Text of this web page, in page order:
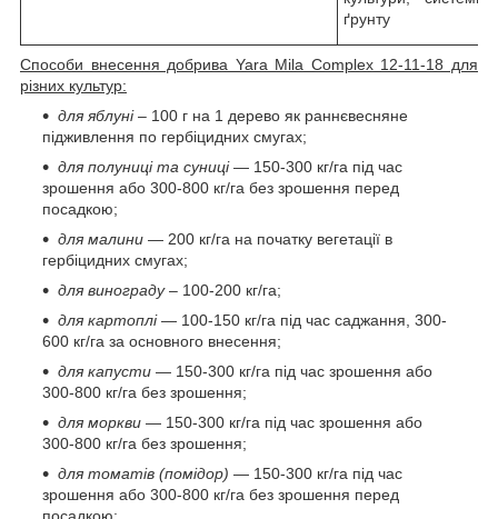
ґрунту
Способи внесення добрива Yara Mila Complex 12-11-18 для
різних культур:
для яблуні– 100 г на 1 дерево як раннєвесняне
підживлення по гербіцидних смугах;
для полуниці та суниці— 150-300 кг/га під час
зрошення або 300-800 кг/га без зрошення перед
посадкою;
для малини — 200 кг/га на початку вегетації в
гербіцидних смугах;
для винограду– 100-200 кг/га;
для картоплі— 100-150 кг/га під час саджання, 300-
600 кг/га за основного внесення;
для капусти — 150-300 кг/га під час зрошення або
300-800 кг/га без зрошення;
для моркви — 150-300 кг/га під час зрошення або
300-800 кг/га без зрошення;
для томатів (помідор) — 150-300 кг/га під час
зрошення або 300-800 кг/га без зрошення перед
посадкою;